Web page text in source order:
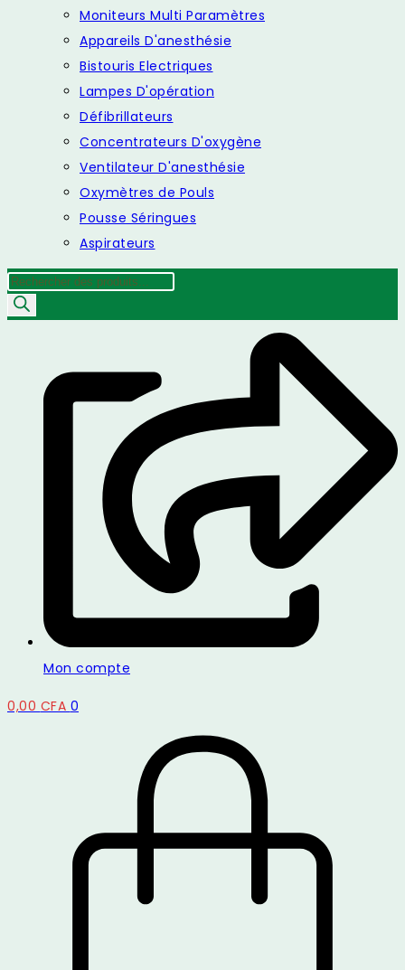
Moniteurs Multi Paramètres
Appareils D'anesthésie
Bistouris Electriques
Lampes D'opération
Défibrillateurs
Concentrateurs D'oxygène
Ventilateur D'anesthésie
Oxymètres de Pouls
Pousse Séringues
Aspirateurs
Recherche
de
Mon compte
0,00 CFA 0